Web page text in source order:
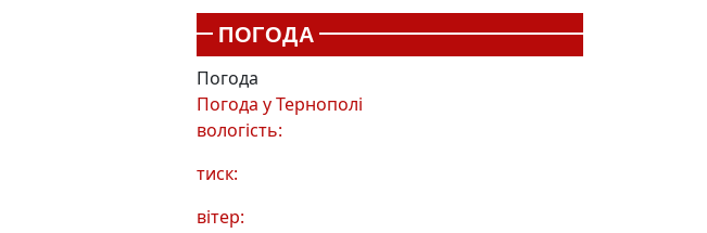
ПОГОДА
Погода
Погода уТернополі
вологість:
тиск:
вітер: